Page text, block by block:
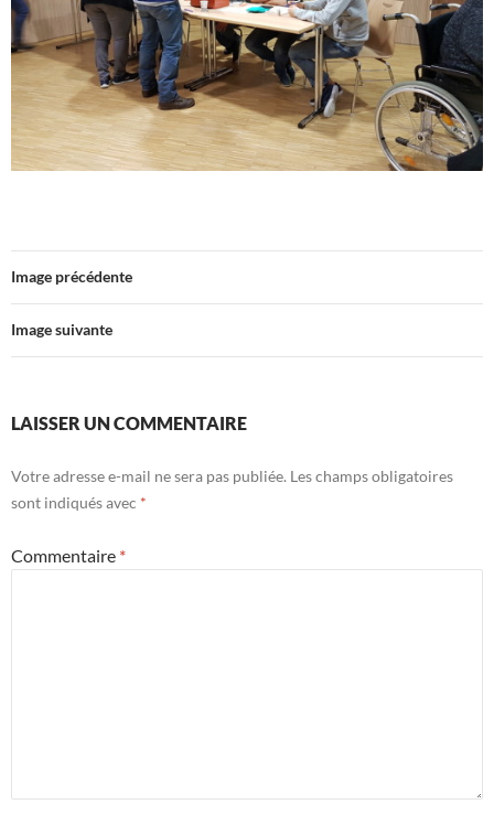
Image précédente
Image suivante
LAISSER UN COMMENTAIRE
Votre adresse e-mail ne sera pas publiée. Les champs obligatoires
sont indiqués avec *
Commentaire *